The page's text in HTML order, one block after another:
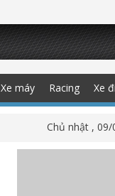
Xe máy Racing Xe
Chủ nhật ,